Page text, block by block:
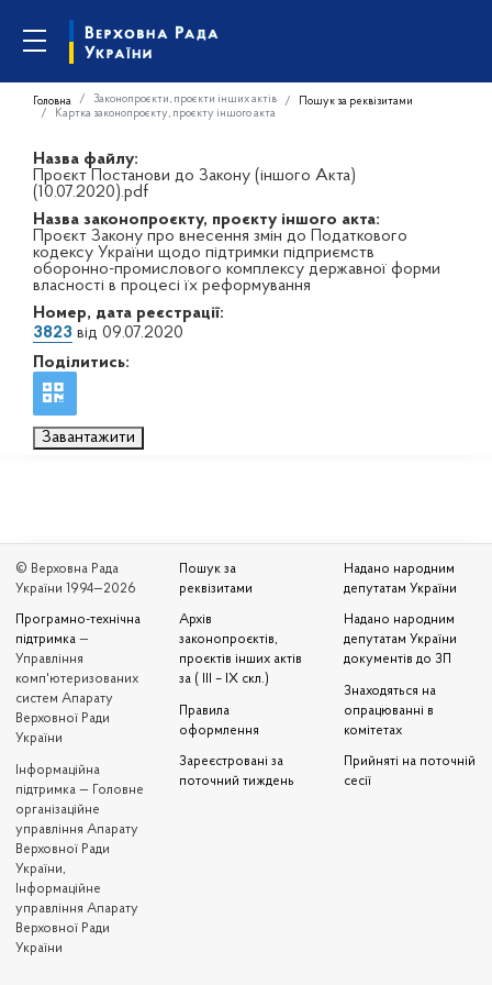
Головна Законопроєкти, проєкти інших актів
Пошук за реквізитами
Картка законопроєкту, проєкту іншого акта
Назва файлу:
Проєкт Постанови до Закону (іншого Акта)
(10.07.2020).pdf
Назва законопроєкту, проєкту іншого акта:
Проєкт Закону про внесення змін до Податкового
кодексу України щодо підтримки підприємств
оборонно-промислового комплексу державної форми
власності в процесі їх реформування
Номер, дата реєстрації:
3823 від 09.07.2020
Поділитись:
Завантажити
© Верховна Рада
України 1994—2026
Програмно-технічна
підтримка —
Управління
комп'ютеризованих
систем Апарату
Верховної Ради
України
Iнформаційна
підтримка — Головне
організаційне
управління Апарату
Верховної Ради
України,
Інформаційне
управління Апарату
Верховної Ради
України
Пошук за
реквізитами
Архів
законопроєктів,
проєктів інших актів
за ( III – IX скл.)
Правила
оформлення
Зареєстровані за
поточний тиждень
Надано народним
депутатам України
Надано народним
депутатам України
документів до ЗП
Знаходяться на
опрацюванні в
комітетах
Прийняті на поточній
сесії